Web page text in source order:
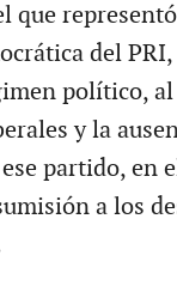
que
del
político,
y la
partido, en
a los